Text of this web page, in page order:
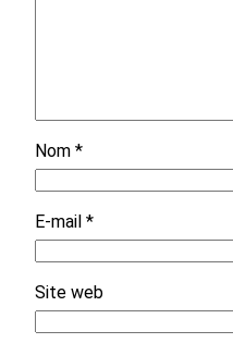
Nom *
E-mail *
Site web